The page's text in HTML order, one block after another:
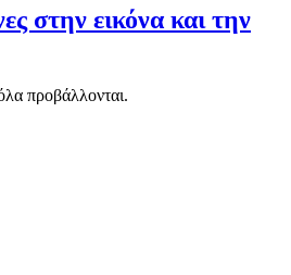
στην εικόνα και την
προβάλλονται.